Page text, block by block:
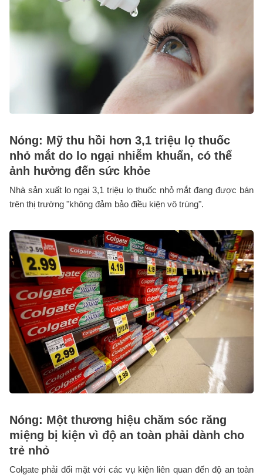
Nóng: Mỹ thu hồi hơn 3,1 triệu lọ thuốc
nhỏ mắt do lo ngại nhiễm khuẩn, có thể
ảnh hưởng đến sức khỏe
Nhà sản xuất lo ngại 3,1 triệu lọ thuốc nhỏ mắt đang được bán
trên thị trường "không đảm bảo điều kiện vô trùng".
Nóng: Một thương hiệu chăm sóc răng
miệng bị kiện vì độ an toàn phải dành cho
trẻ nhỏ
Colgate phải đối mặt với các vụ kiện liên quan đến độ an toàn